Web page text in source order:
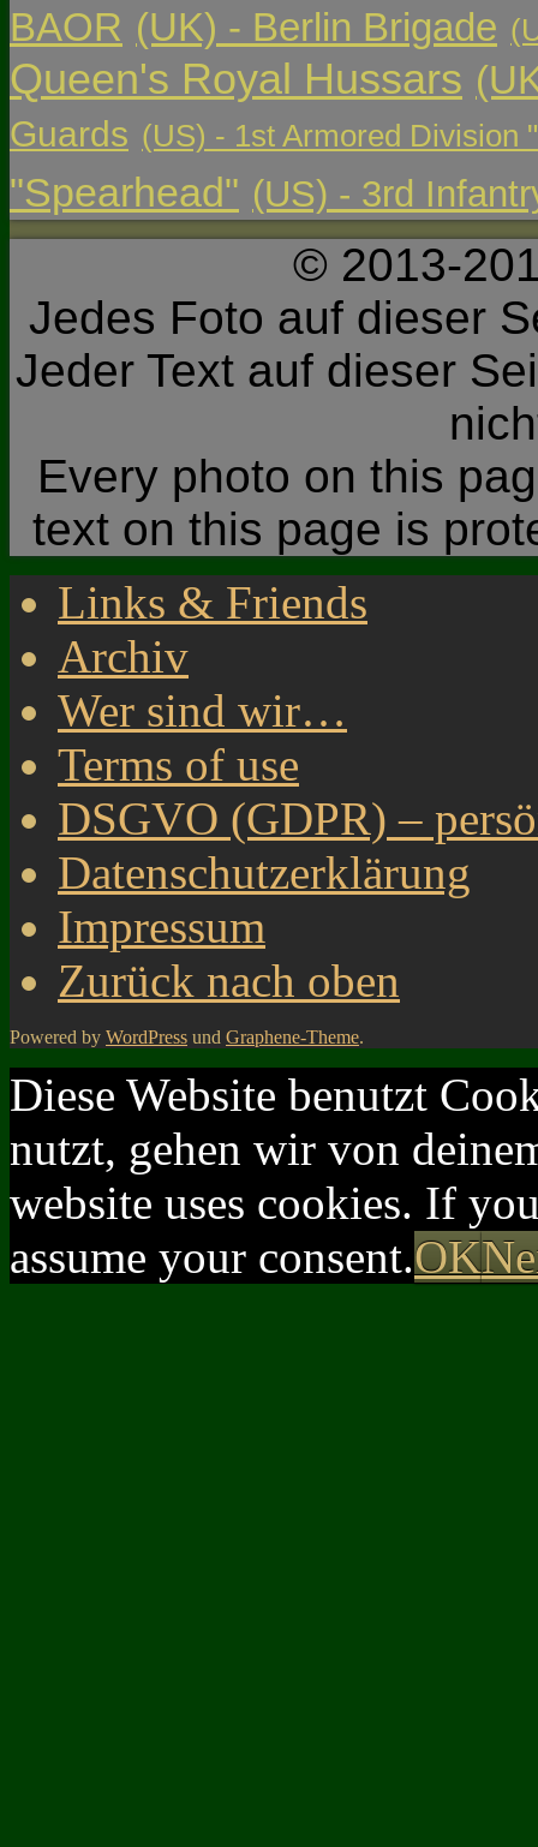
BAOR (UK) - Berlin Brigade
Queen's Royal Hussars
Guards (US) - 1st Armored Division
"Spearhead" (US) - 3rd
© 2013-
Jedes Foto auf dieser
Jeder Text auf dieser
Every photo on this
text on this page is
Links & Friends
Archiv
Wer sind wir…
Terms of use
DSGVO (GDPR) –
Datenschutzerklärung
Impressum
Zurück nach oben
Powered by WordPress und Graphene-Theme.
Diese Website benutzt
nutzt, gehen wir von
website uses cookies. If
assume your consent.OK